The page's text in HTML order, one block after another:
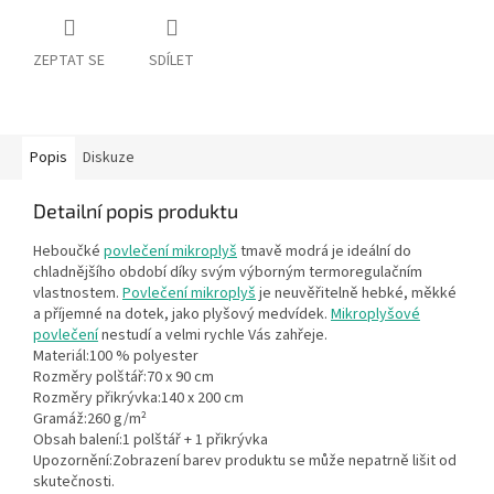
ZEPTAT SE SDÍLET
Popis Diskuze
Detailní popis produktu
Heboučké povlečení mikroplyštmavě modrá je ideální do
chladnějšího období díky svým výborným termoregulačním
vlastnostem. Povlečení mikroplyšje neuvěřitelně hebké, měkké
a příjemné na dotek, jako plyšový medvídek. Mikroplyšové
povlečenínestudí a velmi rychle Vás zahřeje.
Materiál:100 % polyester
Rozměry polštář:70 x 90 cm
Rozměry přikrývka:140 x 200 cm
Gramáž:260 g/m²
Obsah balení:1 polštář + 1 přikrývka
Upozornění:Zobrazení barev produktu se může nepatrně lišit od
skutečnosti.